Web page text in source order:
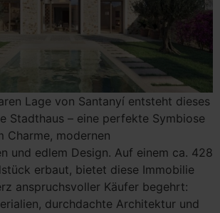
Lage von Santanyí entsteht dieses
Stadthaus – eine perfekte Symbiose
Charme, modernen
und edlem Design. Auf einem ca. 428
erbaut, bietet diese Immobilie
anspruchsvoller Käufer begehrt:
durchdachte Architektur und